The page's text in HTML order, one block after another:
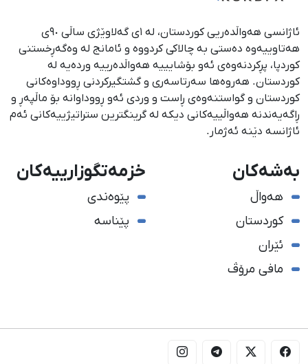
ئاژانسی هەواڵدەریی کوردستان، لە ١ی گەلاوێژی ساڵی ٩٠ی
هەتاوییەوە دەستی بە چالاکی کردووە و ئامانج لە وەگەڕخستنی
كوردپا، پڕكردنەوەی ئەو بۆشایییە هەواڵدەرییە وردەیە لە
كوردستان. هەروەها سەرتاسەری و گشتگیركردنی ڕووداوەكانی
كوردستان و گواستنەوەی ڕاست و وردی ئەو ڕووداوانە بۆ ماڵپەڕ و
ڕاگەیەندنە هەواڵییەكانی دیكە لە گرینگترین ستراتیژییەكانی ئەم
ئاژانسە دێنە ئەژمار.
بەشەکان
هەواڵ
کوردستان
ئێران
مافی مرۆڤ
خزمەتگوزارییەکان
پێوەندی
پێناسە